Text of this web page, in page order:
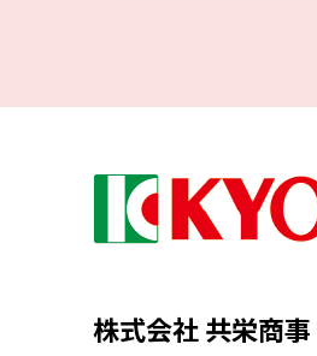
株式会社 共栄商事